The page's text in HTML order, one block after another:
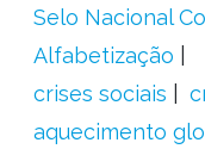
Selo Nacional
Alfabetização
crises sociais
aquecimento